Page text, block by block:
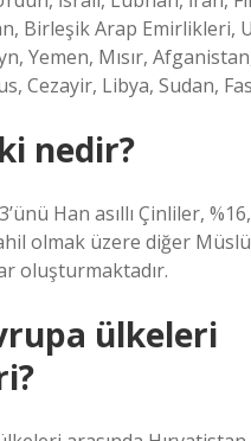
Birleşik Arap Emirlikleri,
Yemen, Mısır,
Cezayir, Libya, Sudan,
nedir?
Han asıllı Çinliler,
olmak üzere diğer
oluşturmaktadır.
ülkeleri